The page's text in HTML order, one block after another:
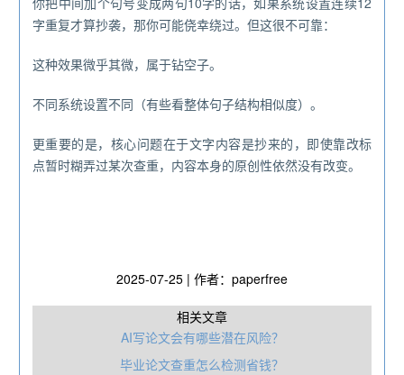
字重复才算抄袭，那你可能侥幸绕过。但这很不可靠：
这种效果微乎其微，属于钻空子。
不同系统设置不同（有些看整体句子结构相似度）。
更重要的是，核心问题在于文字内容是抄来的，即使靠改标
点暂时糊弄过某次查重，内容本身的原创性依然没有改变。
2025-07-25 | 作者：paperfree
相关文章
AI写论文会有哪些潜在风险？
毕业论文查重怎么检测省钱？